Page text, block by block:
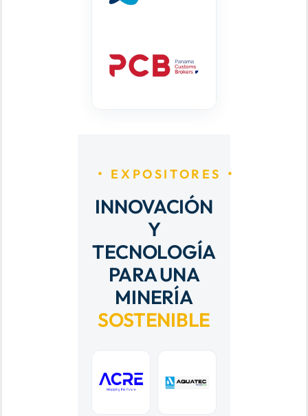
EXPOSITORES
INNOVACIÓN
Y
TECNOLOGÍA
PARA UNA
MINERÍA
SOSTENIBLE